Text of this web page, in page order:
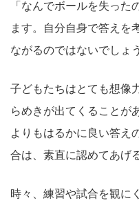
「なんでボールを失った
ます。自分自身で答えを
ながるのではないでしょ
子どもたちはとても想像
らめきが出てくることが
よりもはるかに良い答え
合は、素直に認めてあげ
時々、練習や試合を観に